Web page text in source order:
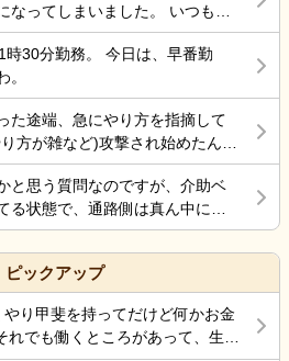
ますが、それ以外の補償につい
で、介護施設で勤
運営に携わっている方にお伺い
補償が行われることが多いので
加入している保険で対応するケ
進め方についてアドバイスがあ
責めたいという
の対応について知識を得たいと
で教えていただけると幸いで
いたします。
、割り切らなきゃ』 これで終わ
に言わ
故したら…打ちどころ悪かった
なってしまいました。 いつも行
らったのですが、いつもなら楽
ないまま、家に戻ろとして 外に
が尋常じゃなく出てくるので 接
てもらいました。 隠れ熱中症か
水や経口水を飲ませてもらい要
すが、母親を一人で留守番させ
事となりました。 母親は、病院
病院に電話をしたら 案の定、興
食べなかったみたいです。 自分
りに動けるようになったのです
ッとする感じなので、怖くて 会
。 ケアーマネージャーさんその
対に 包括ケアーに入れた方がい
30分勤務。 今日は、早番勤
た途端、急にやり方を指摘して
方が雑など)攻撃され始めたんだ
と思う質問なのですが、介助ベ
る状態で、通路側は真ん中にベ
拘束扱いだって言われたのです
分は真ん中に
して出れるスペースは十分にあ
り、それが普通かと思うのです
拘束委員会でそう言われてるみ
ピックアップ
り甲斐を持ってだけど何かお金
でも働くところがあって、生き